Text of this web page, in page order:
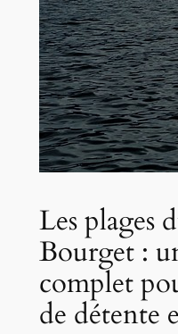
Les plages
Bourget :
complet
de détente